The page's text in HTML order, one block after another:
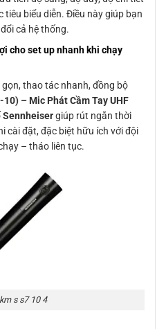
tiêu biểu diễn. Điều này giúp bạn
cả hệ thống.
cho set up nhanh khi chạy
thao tác nhanh, đồng bộ
10) – Mic Phát Cầm Tay UHF
Sennheisergiúp rút ngắn thời
cài đặt, đặc biệt hữu ích với đội
– tháo liên tục.
s s7 10 4